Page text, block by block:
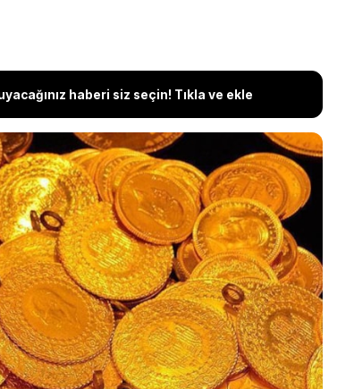
haberi siz seçin! Tıkla ve ekle
altın fiyatları baskılanmaya devam
yatırımcılara kritik uyarılar geldi.
bir toplama fırsatı mı yoksa riskli bir
son durumun detayları.